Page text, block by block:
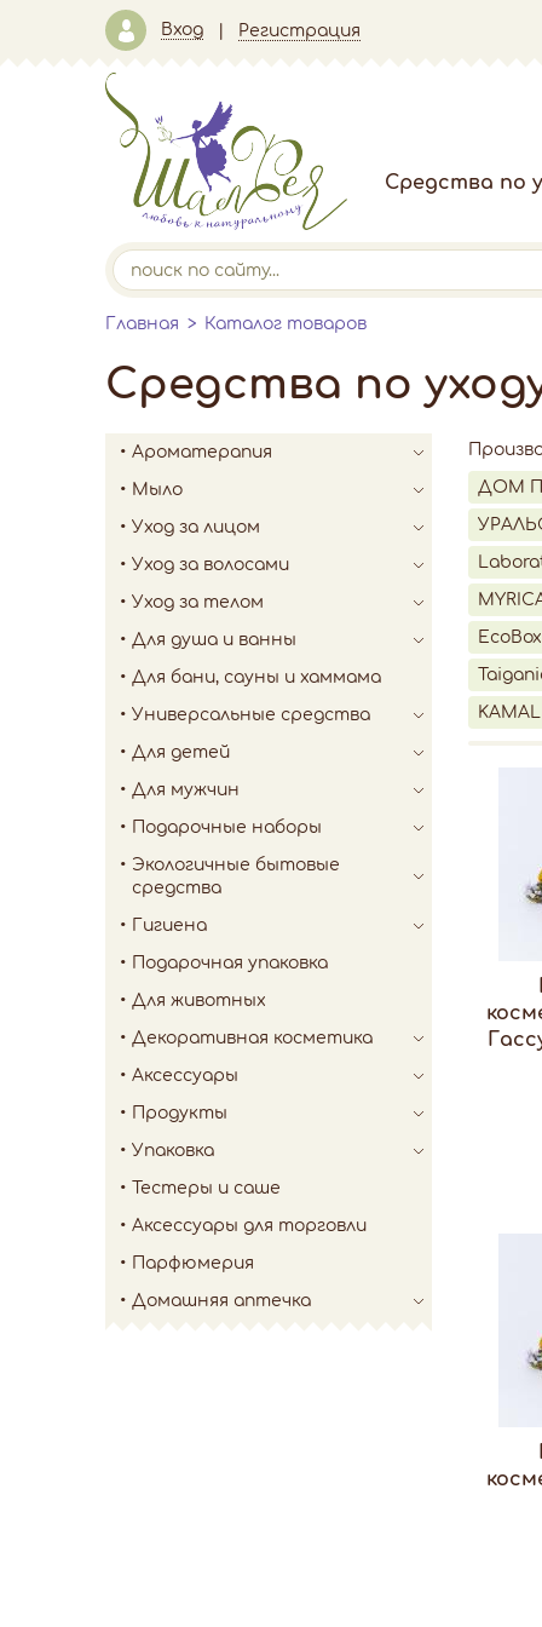
Вход Регистрация
Средства по
Главная Каталог товаров
Средства по
Ароматерапия
Мыло
Уход за лицом
Уход за волосами
Уход за телом
Для душа и ванны
Для бани, сауны и хаммама
Универсальные средства
Для детей
Для мужчин
Подарочные наборы
Экологичные бытовые
средства
Гигиена
Подарочная упаковка
Для животных
Декоративная косметика
Аксессуары
Продукты
Упаковка
Тестеры и саше
Аксессуары для торговли
Парфюмерия
Домашняя аптечка
ДОМ